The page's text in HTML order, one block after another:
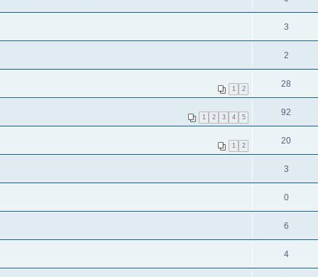
3
2
1 2 28
1 2 3 4 5 92
1 2 20
3
0
6
4